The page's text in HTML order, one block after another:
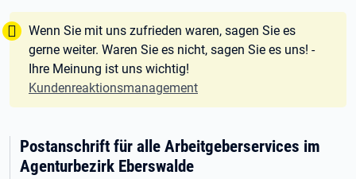
Tipp:
Wenn Sie mit uns zufrieden waren, sagen Sie es
gerne weiter. Waren Sie es nicht, sagen Sie es uns! -
Ihre Meinung ist uns wichtig!
Kundenreaktionsmanagement
Postanschrift für alle Arbeitgeberservices im
Agenturbezirk Eberswalde